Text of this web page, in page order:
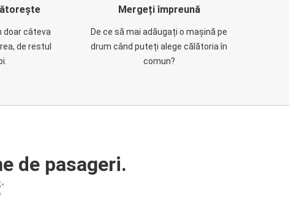
doar câteva
de restul
Mergeți împreună
De ce să mai adăugați o mașină pe
drum când puteți alege călătoria în
comun?
de pasageri.